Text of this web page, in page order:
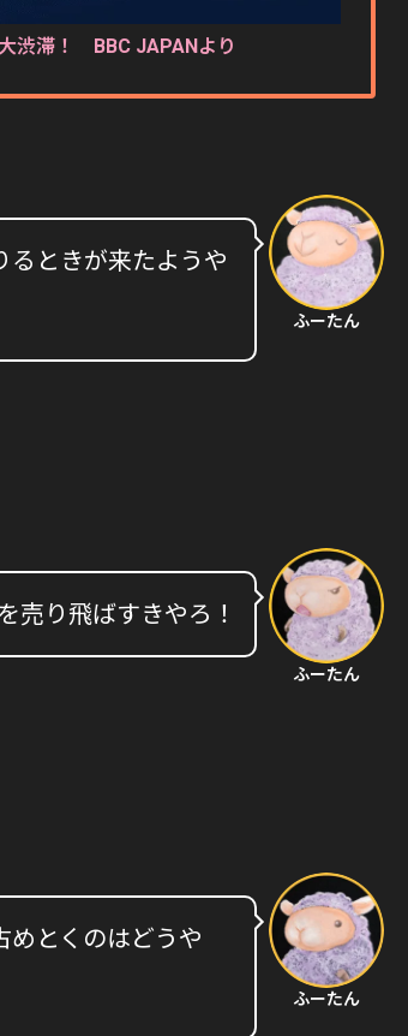
渋滞！ BBC JAPANより
るときが来たようや
ふーたん
売り飛ばすきやろ！
ふーたん
めとくのはどうや
ふーたん